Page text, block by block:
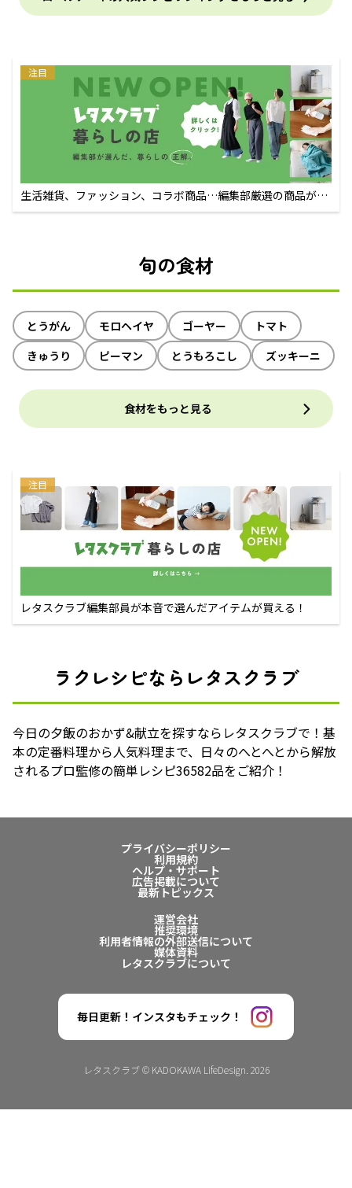
注目
生活雑貨、ファッション、コラボ商品…編集部厳選の商品が買
えるECサイト
旬の食材
とうがん モロヘイヤ ゴーヤー
トマト
きゅうり
ピーマン とうもろこし ズッキーニ
食材をもっと見る
注目
レタスクラブ編集部員が本音で選んだアイテムが買える！
ラクレシピならレタスクラブ
今日の夕飯のおかず&献立を探すならレタスクラブで！基
本の定番料理から人気料理まで、日々のへとへとから解放
されるプロ監修の簡単レシピ36582品をご紹介！
プライバシーポリシー
利用規約
ヘルプ・サポート
広告掲載について
最新トピックス
運営会社
推奨環境
利用者情報の外部送信について
媒体資料
レタスクラブについて
毎日更新！インスタもチェック！
レタスクラブ © KADOKAWA LifeDesign. 2026